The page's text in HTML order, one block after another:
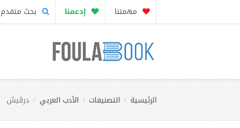
مهمتنا إدعمنا بحث متقدم
الرئيسية التصنيفات الأدب العربي درڤيش